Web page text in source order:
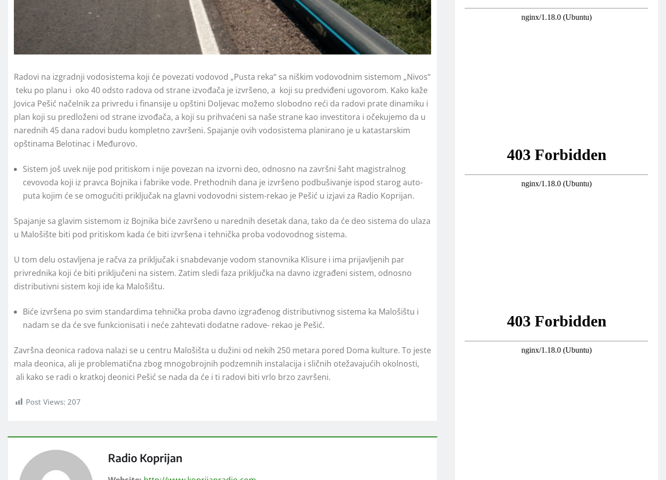
Radovi na izgradnji vodosistema koji će povezati vodovod „Pusta reka“ sa niškim vodovodnim sistemom „Nivos“
teku po planu i oko 40 odsto radova od strane izvođača je izvršeno, a koji su predviđeni ugovorom. Kako kaže
Jovica Pešić načelnik za privredu i finansije u opštini Doljevac možemo slobodno reći da radovi prate dinamiku i
plan koji su predloženi od strane izvođača, a koji su prihvaćeni sa naše strane kao investitora i očekujemo da u
narednih 45 dana radovi budu kompletno završeni. Spajanje ovih vodosistema planirano je u katastarskim
opštinama Belotinac i Međurovo.
Sistem još uvek nije pod pritiskom i nije povezan na izvorni deo, odnosno na završni šaht magistralnog
cevovoda koji iz pravca Bojnika i fabrike vode. Prethodnih dana je izvršeno podbušivanje ispod starog auto-
puta kojim će se omogućiti priključak na glavni vodovodni sistem-rekao je Pešić u izjavi za Radio Koprijan.
Spajanje sa glavim sistemom iz Bojnika biće završeno u narednih desetak dana, tako da će deo sistema do ulaza
u Malošište biti pod pritiskom kada će biti izvršena i tehnička proba vodovodnog sistema.
U tom delu ostavljena je račva za priključak i snabdevanje vodom stanovnika Klisure i ima prijavljenih par
privrednika koji će biti priključeni na sistem. Zatim sledi faza priključka na davno izgrađeni sistem, odnosno
distributivni sistem koji ide ka Malošištu.
Biće izvršena po svim standardima tehnička proba davno izgrađenog distributivnog sistema ka Malošištu i
nadam se da će sve funkcionisati i neće zahtevati dodatne radove- rekao je Pešić.
Završna deonica radova nalazi se u centru Malošišta u dužini od nekih 250 metara pored Doma kulture. To jeste
mala deonica, ali je problematična zbog mnogobrojnih podzemnih instalacija i sličnih otežavajućih okolnosti,
ali kako se radi o kratkoj deonici Pešić se nada da će i ti radovi biti vrlo brzo završeni.
Post Views: 207
Radio Koprijan